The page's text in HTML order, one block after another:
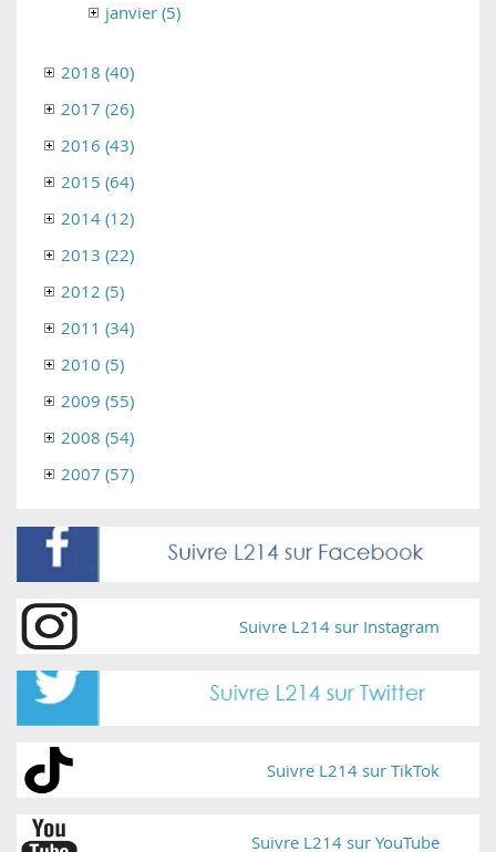
janvier (5)
2018 (40)
2017 (26)
2016 (43)
2015 (64)
2014 (12)
2013 (22)
2012 (5)
2011 (34)
2010 (5)
2009 (55)
2008 (54)
2007 (57)
Suivre L214 sur Instagram
Suivre L214 sur TikTok
Suivre L214 sur YouTube